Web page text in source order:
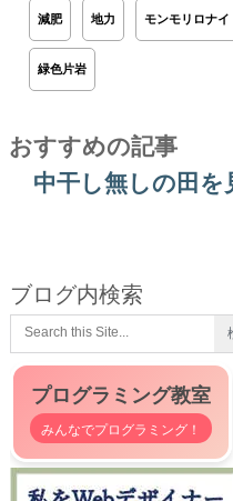
減肥 地力 モンモリロナイ
緑色片岩
おすすめの記事
中干し無しの田を
ブログ内検索
プログラミング教室
みんなでプログラミング！